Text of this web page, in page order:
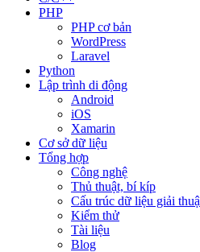
PHP
PHP cơ bản
WordPress
Laravel
Python
Lập trình di động
Android
iOS
Xamarin
Cơ sở dữ liệu
Tổng hợp
Công nghệ
Thủ thuật, bí kíp
Cấu trúc dữ liệu giải
Kiểm thử
Tài liệu
Blog